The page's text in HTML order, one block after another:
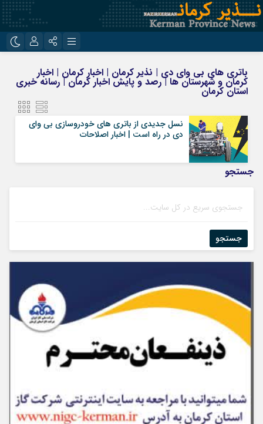
روبیکا
ایتا
مرا به خاطر بسپار
باتری‌ های بی‌ وای‌ دی | نذیر کرمان | اخبار کرمان | اخبار
کرمان و شهرستان ها | رصد و پایش اخبار کرمان | رسانه خبری
استان کرمان
نسل جدیدی از باتری‌ های خودروسازی بی‌ وای‌
دی در راه است | اخبار اصلاحات
جستجو
جستجو